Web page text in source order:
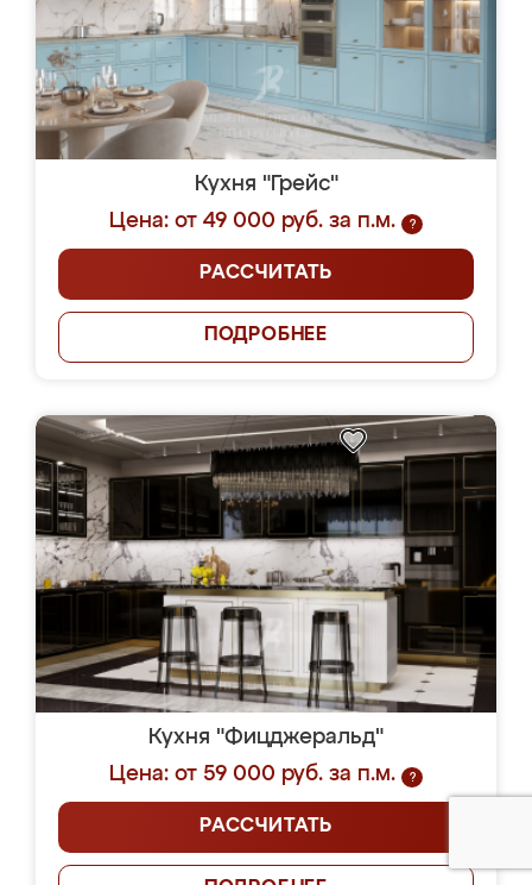
Кухня "Грейс"
Цена: от 49 000 руб. за п.м.
?
РАССЧИТАТЬ
ПОДРОБНЕЕ
Кухня "Фицджеральд"
Цена: от 59 000 руб. за п.м.
?
РАССЧИТАТЬ